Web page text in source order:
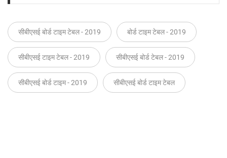
सीबीएसई बोर्ड टाइम टेबल - 2019 बोर्ड टाइम टेबल - 2019
सीबीएसई टाइम टेबल - 2019 सीबीएसई बोर्ड टेबल - 2019
सीबीएसई बोर्ड टाइम - 2019 सीबीएसई बोर्ड टाइम टेबल